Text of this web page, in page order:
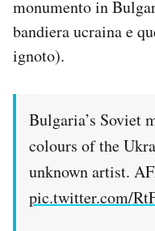
monumento in
bandiera ucraina e
ignoto).
Bulgaria’s Soviet
colours of the
unknown artist.
pic.twitter.com/